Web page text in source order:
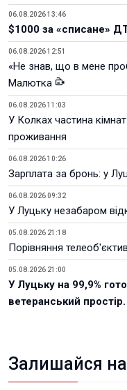
06.08.2026 13:46
$1000 за «списане»
06.08.2026 12:51
«Не знав, що в мене
Малютка
06.08.2026 11:03
У Колках частина
проживання
06.08.2026 10:26
Зарплата за бронь: у
06.08.2026 09:32
У Луцьку незабаром
05.08.2026 21:18
Порівняння
05.08.2026 21:00
У Луцьку на 99,9%
ветеранський
Залишайся на